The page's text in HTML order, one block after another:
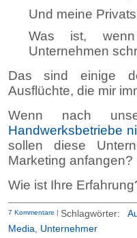
Und meine
Was ist,
Unternehmen
Das sind einige
Ausflüchte, die mir
Wenn nach
Handwerksbetriebe
sollen diese
Marketing anfangen?
Wie ist Ihre
7 Kommentare | Schlagwörter:
Media, Unternehmer